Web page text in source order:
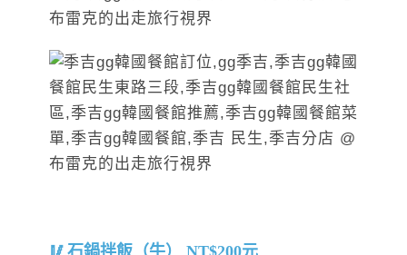
石鍋拌飯（牛） NT$200元